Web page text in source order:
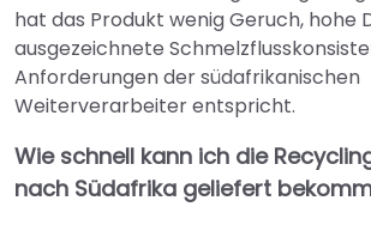
hat das Produkt wenig Geruch, hohe
ausgezeichnete
Anforderungen der südafrikanischen
Weiterverarbeiter entspricht.
Wie schnell kann ich die
nach Südafrika geliefert